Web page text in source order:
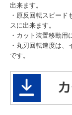
出来ます。
・原反回転スピー
スに出来ます。
・カット装置移動用
・丸刃回転速度は
です。